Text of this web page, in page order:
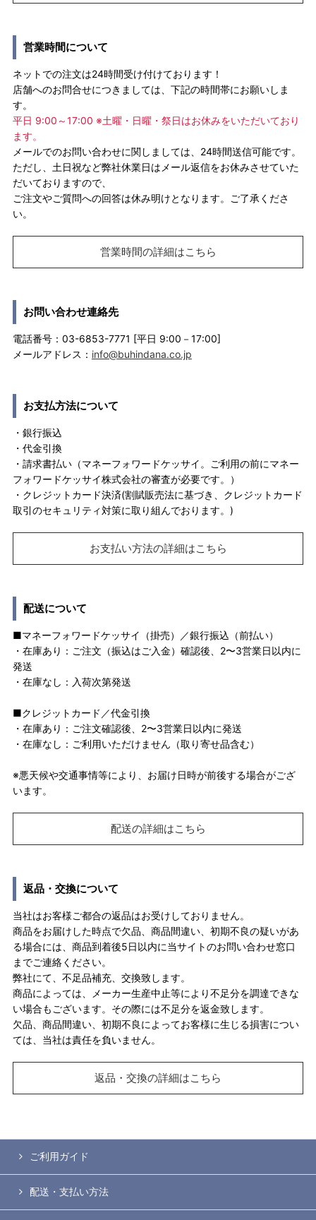
営業時間について
ネットでの注文は24時間受け付けております！
店舗へのお問合せにつきましては、下記の時間帯にお願いしま
す。
平日 9:00～17:00 ※土曜・日曜・祭日はお休みをいただいており
ます。
メールでのお問い合わせに関しましては、24時間送信可能です。
ただし、土日祝など弊社休業日はメール返信をお休みさせていた
だいておりますので、
ご注文やご質問への回答は休み明けとなります。ご了承くださ
い。
営業時間の詳細はこちら
お問い合わせ連絡先
電話番号：03-6853-7771 [平日 9:00－17:00]
メールアドレス： info@buhindana.co.jp
お支払方法について
・銀行振込
・代金引換
・請求書払い（マネーフォワードケッサイ。ご利用の前にマネー
フォワードケッサイ株式会社の審査が必要です。）
・クレジットカード決済(割賦販売法に基づき、クレジットカード
取引のセキュリティ対策に取り組んでおります。)
お支払い方法の詳細はこちら
配送について
■マネーフォワードケッサイ（掛売）／銀行振込（前払い）
・在庫あり：ご注文（振込はご入金）確認後、2〜3営業日以内に
発送
・在庫なし：入荷次第発送
■クレジットカード／代金引換
・在庫あり：ご注文確認後、2〜3営業日以内に発送
・在庫なし：ご利用いただけません（取り寄せ品含む）
※悪天候や交通事情等により、お届け日時が前後する場合がござ
います。
配送の詳細はこちら
返品・交換について
当社はお客様ご都合の返品はお受けしておりません。
商品をお届けした時点で欠品、商品間違い、初期不良の疑いがあ
る場合には、商品到着後5日以内に当サイトのお問い合わせ窓口
までご連絡ください。
弊社にて、不足品補充、交換致します。
商品によっては、メーカー生産中止等により不足分を調達できな
い場合もございます。その際には不足分を返金致します。
欠品、商品間違い、初期不良によってお客様に生じる損害につい
ては、当社は責任を負いません。
返品・交換の詳細はこちら
ご利用ガイド
配送・支払い方法